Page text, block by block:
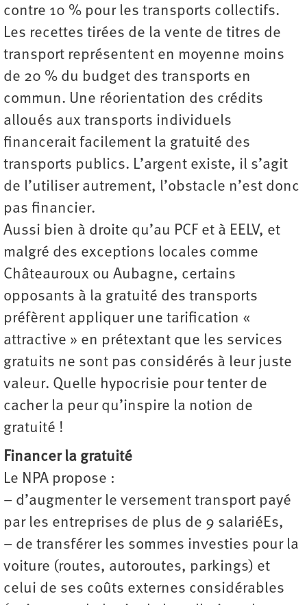
contre 10 % pour les transports collectifs.
Les recettes tirées de la vente de titres de
transport représentent en moyenne moins
de 20 % du budget des transports en
commun. Une réorientation des crédits
alloués aux transports individuels
financerait facilement la gratuité des
transports publics. L’argent existe, il s’agit
de l’utiliser autrement, l’obstacle n’est donc
pas financier.
Aussi bien à droite qu’au PCF et à EELV, et
malgré des exceptions locales comme
Châteauroux ou Aubagne, certains
opposants à la gratuité des transports
préfèrent appliquer une tarification «
attractive » en prétextant que les services
gratuits ne sont pas considérés à leur juste
valeur. Quelle hypocrisie pour tenter de
cacher la peur qu’inspire la notion de
gratuité !
Financer la gratuité
Le NPA propose :
– d’augmenter le versement transport payé
par les entreprises de plus de 9 salariéEs,
– de transférer les sommes investies pour la
voiture (routes, autoroutes, parkings) et
celui de ses coûts externes considérables